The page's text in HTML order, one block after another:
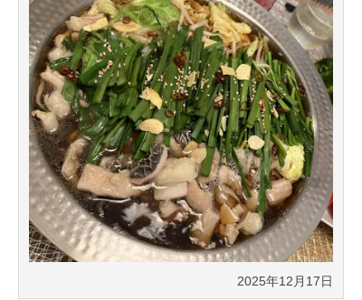
2025年12月17日